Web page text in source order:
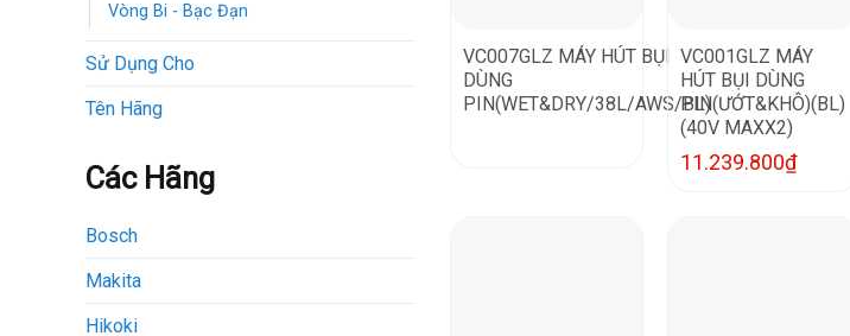
Vòng Bi - Bạc Đạn
Sử Dụng Cho
Tên Hãng
Các Hãng
Bosch
Makita
Hikoki
VC007GLZ MÁY HÚT BỤI
DÙNG
PIN(WET&DRY/38L/AWS/BL)
VC001GLZ MÁY
HÚT BỤI DÙNG
PIN(ƯỚT&KHÔ)(BL)
(40V MAXX2)
11.239.800₫